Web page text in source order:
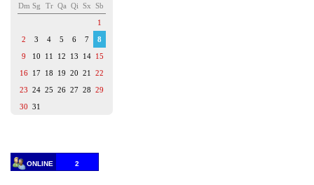
Dm Sg Tr Qa Qi Sx Sb
1
2
3 4 5 6 7
8
9
10 11 12 13 14 15
16 17 18 19 20 21
22
23 24 25 26 27 28 29
30 31
ONLINE 2